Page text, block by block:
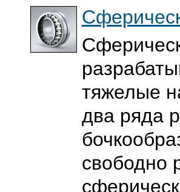
тяжелые
два ряда
свободно